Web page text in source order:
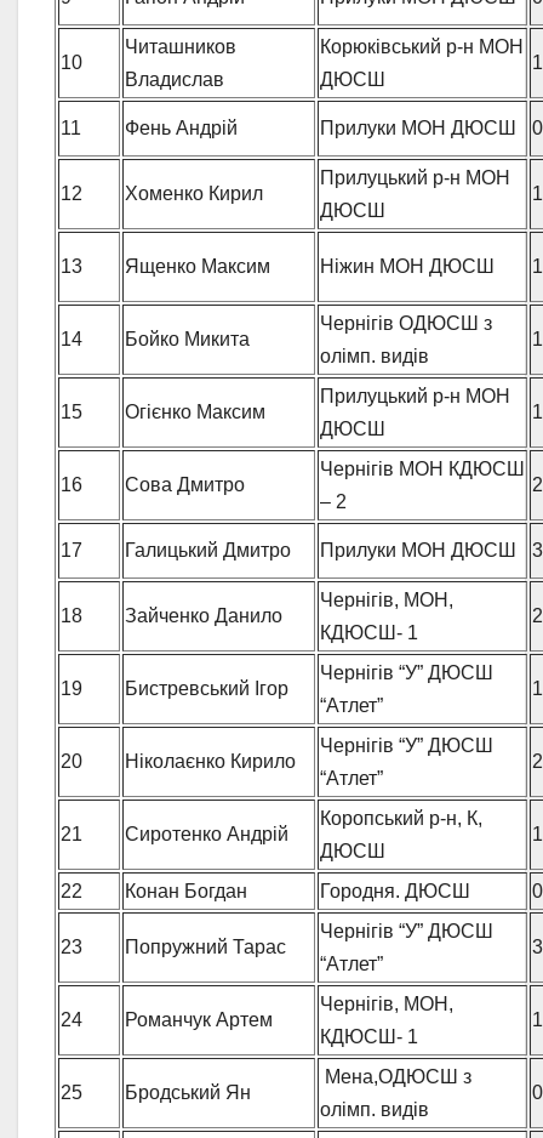
10
Читашников
Владислав
Корюківський р-н МОН
ДЮСШ
11 Фень Андрій Прилуки МОН ДЮСШ
12 Хоменко Кирил
Прилуцький р-н МОН
ДЮСШ
13 Ященко Максим Ніжин МОН ДЮСШ
14 Бойко Микита
Чернігів ОДЮСШ з
олімп. видів
15 Огієнко Максим
Прилуцький р-н МОН
ДЮСШ
16 Сова Дмитро
Чернігів МОН КДЮСШ
– 2
17 Галицький Дмитро Прилуки МОН ДЮСШ
18 Зайченко Данило
Чернігів, МОН,
КДЮСШ- 1
19 Бистревський Ігор
Чернігів “У” ДЮСШ
“Атлет”
20 Ніколаєнко Кирило
Чернігів “У” ДЮСШ
“Атлет”
21 Сиротенко Андрій
Коропський р-н, К,
ДЮСШ
22 Конан Богдан Городня. ДЮСШ
23 Попружний Тарас
Чернігів “У” ДЮСШ
“Атлет”
24 Романчук Артем
Чернігів, МОН,
КДЮСШ- 1
25 Бродський Ян
Мена,ОДЮСШ з
олімп. видів